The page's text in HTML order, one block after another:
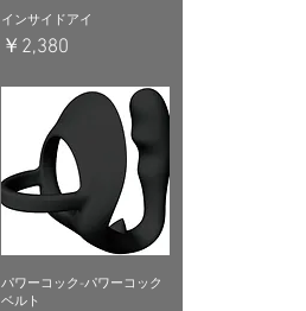
インサイドアイ
価格
￥2,380
パワーコック-パワーコック
ベルト